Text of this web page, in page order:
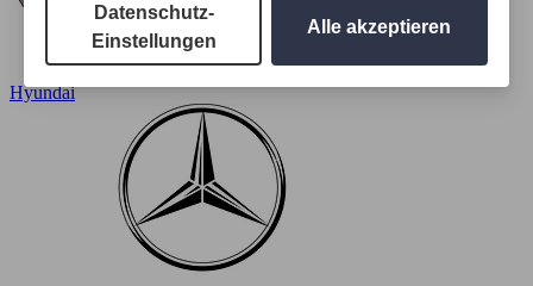
Hyundai
Datenschutz-
Einstellungen
Alle akzeptieren